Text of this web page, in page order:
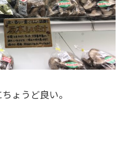
ょうど良い。